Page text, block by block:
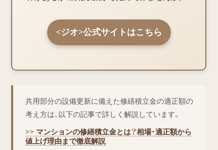
<ジオ>公式サイトはこちら
共用部分の設備更新に備えた修繕積立金の適正額の
考え方は、以下の記事で詳しく解説しています。
>> マンションの修繕積立金とは？相場・適正額から
値上げ理由まで徹底解説